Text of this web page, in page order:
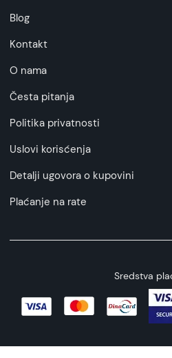
Blog
Kontakt
O nama
Česta pitanja
Politika privatnosti
Uslovi korisćenja
Detalji ugovora o kupovini
Plaćanje na rate
Sredstva